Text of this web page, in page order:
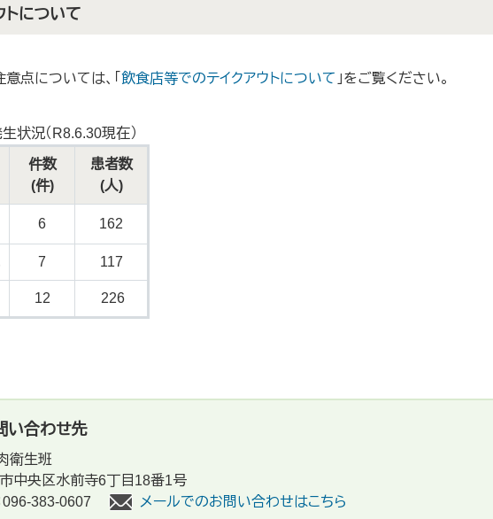
トについて
点については、「 飲食店等でのテイクアウトについて 」をご覧ください。
状況（R8.6.30現在）
件数
(件)
患者数
(人)
6 162
7 117
12 226
い合わせ先
衛生班
中央区水前寺6丁目18番1号
096-383-0607 メールでのお問い合わせはこちら